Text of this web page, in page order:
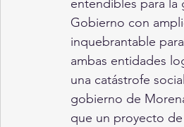
entendibles para
Gobierno con
inquebrantable
ambas entidades
una catástrofe
gobierno de
que un proyecto